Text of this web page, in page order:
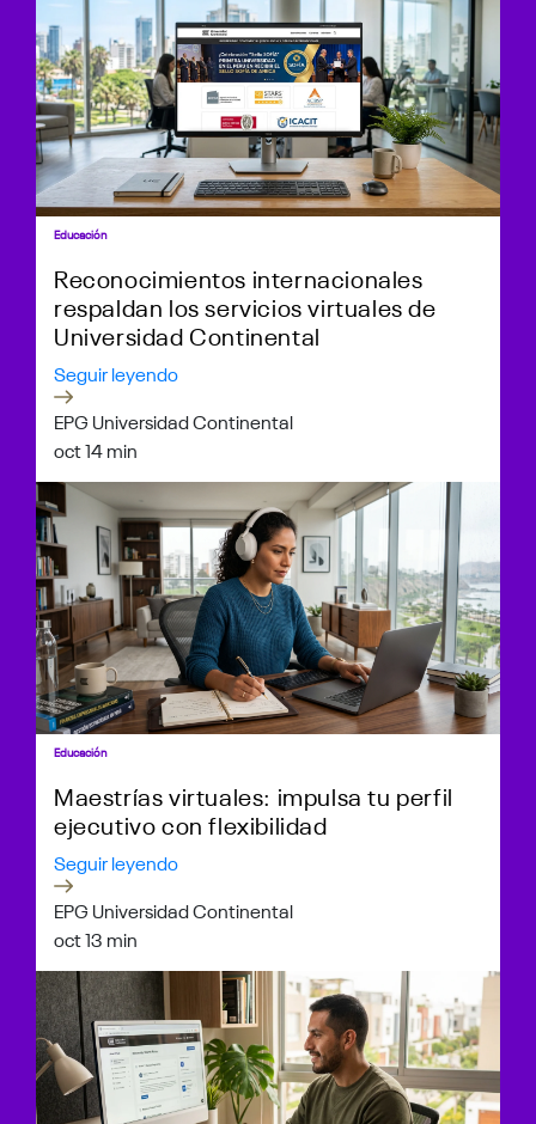
Educación
Reconocimientos internacionales
respaldan los servicios virtuales de
Universidad Continental
Seguir leyendo
EPG Universidad Continental
oct 14 min
Educación
Maestrías virtuales: impulsa tu perfil
ejecutivo con flexibilidad
Seguir leyendo
EPG Universidad Continental
oct 13 min